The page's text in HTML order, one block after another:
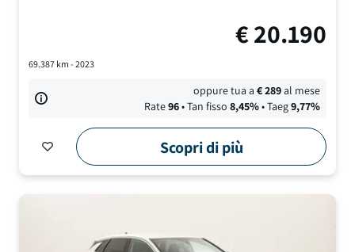
€20.190
69.387km - 2023
oppure tua a€289al mese
Rate96• Tan fisso 8,45%• Taeg9,77%
Scopri di più